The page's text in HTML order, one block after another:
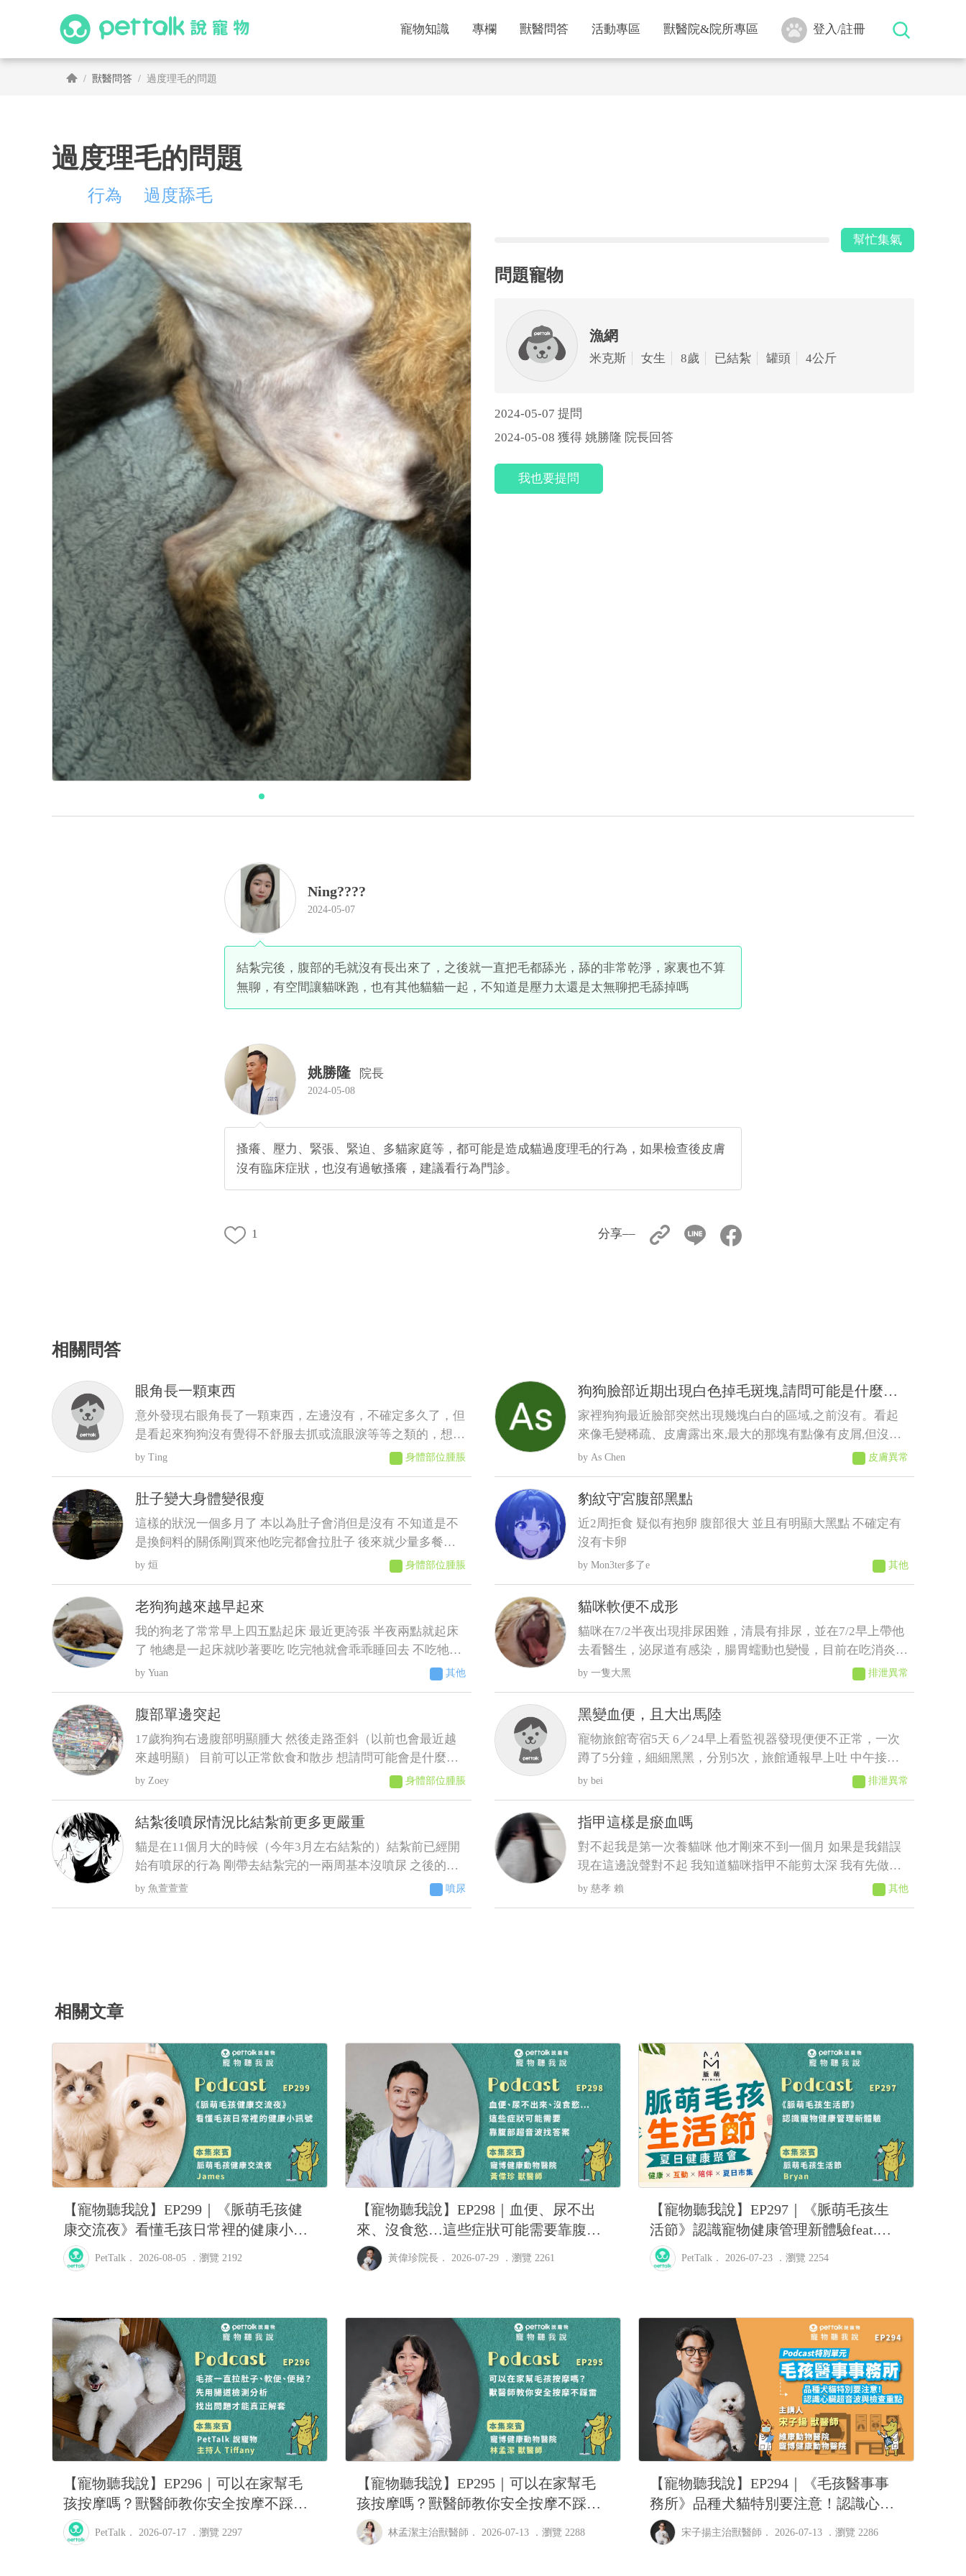
寵物知識 專欄 獸醫問答 活動專區 獸醫院&院所專區 登入/註冊
獸醫問答 過度理毛的問題
過度理毛的問題
行為 過度舔毛
幫忙集氣
問題寵物
漁網
米克斯 女生 8歲 已結紮 罐頭 4公斤
2024-05-07 提問
2024-05-08 獲得 姚勝隆 院長回答
我也要提問
Ning????
2024-05-07
結紮完後，腹部的毛就沒有長出來了，之後就一直把毛都舔光，舔的非常乾淨，家裏也不算
無聊，有空間讓貓咪跑，也有其他貓貓一起，不知道是壓力太還是太無聊把毛舔掉嗎
姚勝隆 院長
2024-05-08
搔癢、壓力、緊張、緊迫、多貓家庭等，都可能是造成貓過度理毛的行為，如果檢查後皮膚
沒有臨床症狀，也沒有過敏搔癢，建議看行為門診。
1 分享––
相關問答
眼角長一顆東西
意外發現右眼角長了一顆東西，左邊沒有，不確定多久了，但
是看起來狗狗沒有覺得不舒服去抓或流眼淚等等之類的，想請
問這是什麼？會不會影響眼睛
Ting 身體部位腫脹
狗狗臉部近期出現白色掉毛斑塊,請問可能是什麼原
因
家裡狗狗最近臉部突然出現幾塊白白的區域,之前沒有。看起
來像毛變稀疏、皮膚露出來,最大的那塊有點像有皮屑,但沒有
看到流血、 化膿或明顯紅腫。 狗狗目前看起來精神、食慾都
蟲,還是有其他皮膚問題?
As Chen 皮膚異常
肚子變大身體變很瘦
這樣的狀況一個多月了 本以為肚子會消但是沒有 不知道是不
是換飼料的關係剛買來他吃完都會拉肚子 後來就少量多餐就
比較不會拉了以前飼料都吃很快 現在都吃很慢有時候還沒有
抖 剪完毛到現在沒長多少出來變很瘦看得到肋骨 請問醫師這
是什麼狀況????????
烜 身體部位腫脹
豹紋守宮腹部黑點
近2周拒食 疑似有抱卵 腹部很大 並且有明顯大黑點 不確定有
沒有卡卵
Mon3ter多了e 其他
老狗狗越來越早起來
我的狗老了常常早上四五點起床 最近更誇張 半夜兩點就起床
了 牠總是一起床就吵著要吃 吃完牠就會乖乖睡回去 不吃牠就
一直抓門一直來回踱步 我明明晚上十點才給牠吃過 增加了散
太喝水 我們都是罐頭加水或羊奶稀釋給牠才會喝 這樣子可能
是什麼疾病呀 建議要做什麼檢查呢
Yuan 其他
貓咪軟便不成形
貓咪在7/2半夜出現排尿困難，清晨有排尿，並在7/2早上帶他
去看醫生，泌尿道有感染，腸胃蠕動也變慢，目前在吃消炎藥
和胃藥，昨日貓咪排便時軟便但有成型，而今日排便軟便並未
樣是有成型的
一隻大黑 排泄異常
腹部單邊突起
17歲狗狗右邊腹部明顯腫大 然後走路歪斜（以前也會最近越
來越明顯） 目前可以正常飲食和散步 想請問可能會是什麼狀
況，謝謝
Zoey 身體部位腫脹
黑變血便，且大出馬陸
寵物旅館寄宿5天 6／24早上看監視器發現便便不正常，一次
蹲了5分鐘，細細黑黑，分別5次，旅館通報早上吐 中午接
回，回來不進食，只喝水，且晚間拉了2次黑便〔帶紅果凍型
小節馬陸出來！ 6／25下午帶去旅館指定的獸醫院看診 肛門觸
診完，醫生判斷潰瘍性結直腸炎，隨即打了制酸劑，給了胃粘
膜保護劑跟止瀉 7/2告知旅館回診血檢 期中這三項不正常
BUN66/RBC9.13/ALT87，旅館改口說不是他們的問題，沒證
據足以判斷是馬陸造成的！ 並提供監視器，6／23下午便便型
態還正常，24凌晨他們說正常，但我看已經很怪了 勞煩醫生
bei 排泄異常
結紮後噴尿情況比結紮前更多更嚴重
貓是在11個月大的時候（今年3月左右結紮的）結紮前已經開
始有噴尿的行為 剛帶去結紮完的一兩周基本沒噴尿 之後的時
間經常噴尿 原先只是床旁邊的牆壁 到後來床頭櫃、衣櫃、電
魚萱萱萱 噴尿
指甲這樣是瘀血嗎
對不起我是第一次養貓咪 他才剛來不到一個月 如果是我錯誤
現在這邊說聲對不起 我知道貓咪指甲不能剪太深 我有先做功
課 上一次剪完大概兩個禮拜 我今天要幫他剪的時候發現他很
慈孝 賴 其他
相關文章
【寵物聽我說】EP299｜《脈萌毛孩健
康交流夜》看懂毛孩日常裡的健康小訊
號feat.脈萌-James
PetTalk ． 2026-08-05 ． 瀏覽 2192
【寵物聽我說】EP298｜血便、尿不出
來、沒食慾…這些症狀可能需要靠腹部
超音波找答案｜專業獸醫—黃偉珍
黃偉珍院長 ． 2026-07-29 ． 瀏覽 2261
【寵物聽我說】EP297｜《脈萌毛孩生
活節》認識寵物健康管理新體驗feat.脈
萌-Bryan
PetTalk ． 2026-07-23 ． 瀏覽 2254
【寵物聽我說】EP296｜可以在家幫毛
孩按摩嗎？獸醫師教你安全按摩不踩雷
｜PetTalk主持人—Tiffany
PetTalk ． 2026-07-17 ． 瀏覽 2297
【寵物聽我說】EP295｜可以在家幫毛
孩按摩嗎？獸醫師教你安全按摩不踩雷
｜專業獸醫—林孟潔
林孟潔主治獸醫師 ． 2026-07-13 ． 瀏覽 2288
【寵物聽我說】EP294｜《毛孩醫事事
務所》品種犬貓特別要注意！認識心臟
超音波與檢查重點｜專業獸醫—宋子揚
宋子揚主治獸醫師 ． 2026-07-13 ． 瀏覽 2286